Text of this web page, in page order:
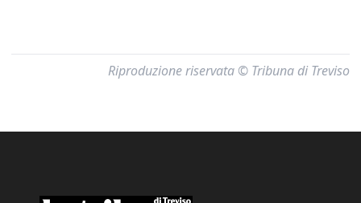
Riproduzione riservata © Tribuna di Treviso